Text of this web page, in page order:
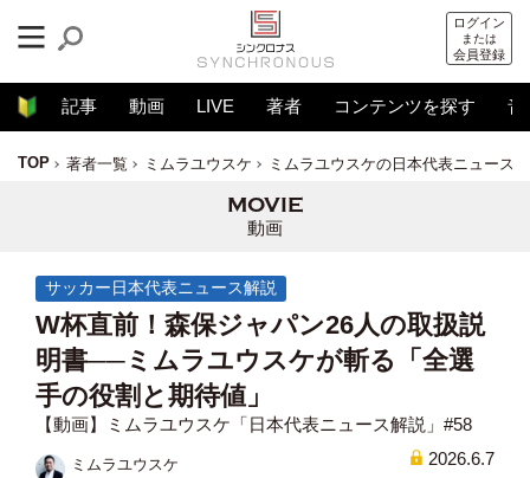
ログイン
または
会員登録
記事 動画 LIVE 著者 コンテンツを探す 音
TOP 著者一覧 ミムラユウスケ ミムラユウスケの日本代表ニュース
動画
サッカー日本代表ニュース解説
W杯直前！森保ジャパン26人の取扱説
明書──ミムラユウスケが斬る「全選
手の役割と期待値」
【動画】ミムラユウスケ「日本代表ニュース解説」#58
ミムラユウスケ 2026.6.7